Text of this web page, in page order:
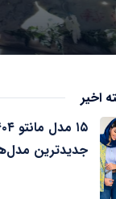
اخیر
جدیدترین